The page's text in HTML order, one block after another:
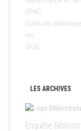
OPAC
Outils de
etc
SIGB
LES ARCHIVES
Enquête